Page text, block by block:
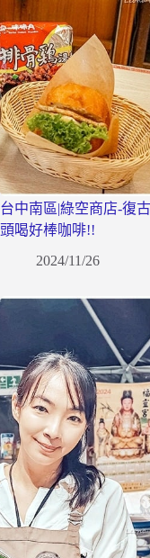
台中南區|綠空商店-復
頭喝好棒咖啡!!
2024/11/26